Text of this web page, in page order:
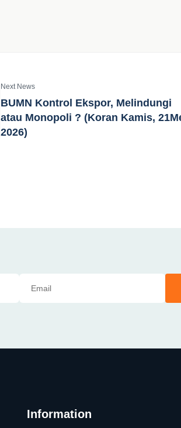
Next News
BUMN Kontrol Ekspor, Melindungi
atau Monopoli ? (Koran Kamis,
2026)
Information